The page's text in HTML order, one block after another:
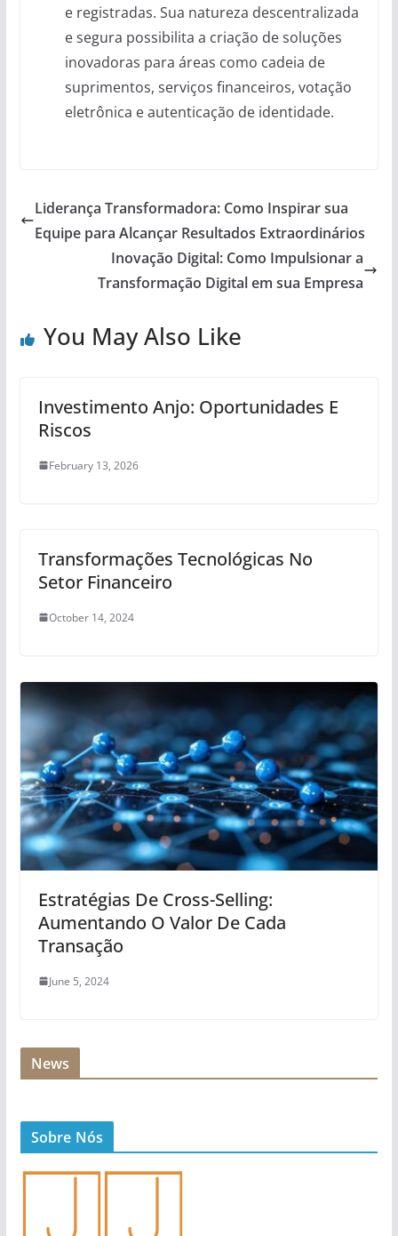
e registradas. Sua natureza descentralizada
e segura possibilita a criação de soluções
inovadoras para áreas como cadeia de
suprimentos, serviços financeiros, votação
eletrônica e autenticação de identidade.
Liderança Transformadora: Como Inspirar sua
Equipe para Alcançar Resultados Extraordinários
Inovação Digital: Como Impulsionar a
Transformação Digital em sua Empresa
You May Also Like
Investimento Anjo: Oportunidades E
Riscos
February 13, 2026
Transformações Tecnológicas No
Setor Financeiro
October 14, 2024
Estratégias De Cross-Selling:
Aumentando O Valor De Cada
Transação
June 5, 2024
News
Sobre Nós